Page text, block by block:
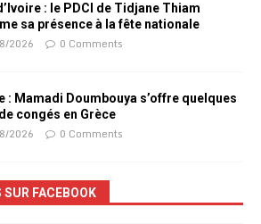
: le PDCI de Tidjane Thiam
sa présence à la fête nationale
2026 0 Comments
: Mamadi Doumbouya s’offre quelques
congés en Grèce
2026 0 Comments
FACEBOOK